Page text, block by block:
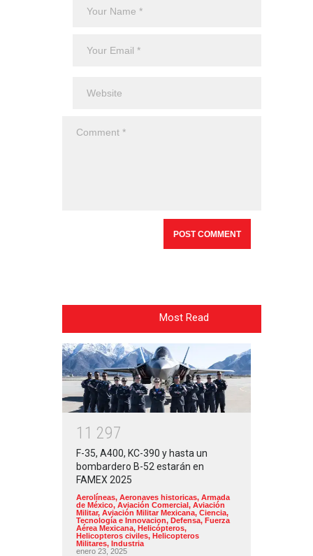
Most Read
1 1 297
F-35, A400, KC-390 y hasta un
bombardero B-52 estarán en
FAMEX 2025
Aerolíneas, Aeronaves historicas, Armada
de México, Aviación Comercial, Aviación
Militar, Aviación Militar Mexicana, Ciencia,
Tecnología e Innovacion, Defensa, Fuerza
Aérea Mexicana, Helicópteros,
Helicopteros civiles, Helicopteros
Militares, Industria
enero 23, 2025